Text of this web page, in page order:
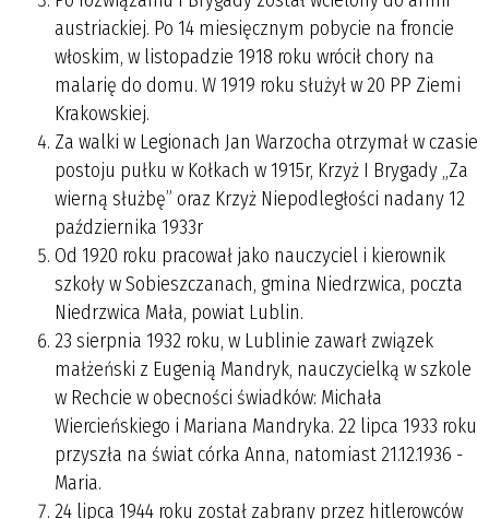
austriackiej. Po 14 miesięcznym pobycie na froncie
włoskim, w listopadzie 1918 roku wrócił chory na
malarię do domu. W 1919 roku służył w 20 PP Ziemi
Krakowskiej.
Za walki w Legionach Jan Warzocha otrzymał w czasie
postoju pułku w Kołkach w 1915r, Krzyż I Brygady „Za
wierną służbę” oraz Krzyż Niepodległości nadany 12
października 1933r
Od 1920 roku pracował jako nauczyciel i kierownik
szkoły w Sobieszczanach, gmina Niedrzwica, poczta
Niedrzwica Mała, powiat Lublin.
23 sierpnia 1932 roku, w Lublinie zawarł związek
małżeński z Eugenią Mandryk, nauczycielką w szkole
w Rechcie w obecności świadków: Michała
Wiercieńskiego i Mariana Mandryka. 22 lipca 1933 roku
przyszła na świat córka Anna, natomiast 21.12.1936 -
Maria.
24 lipca 1944 roku został zabrany przez hitlerowców